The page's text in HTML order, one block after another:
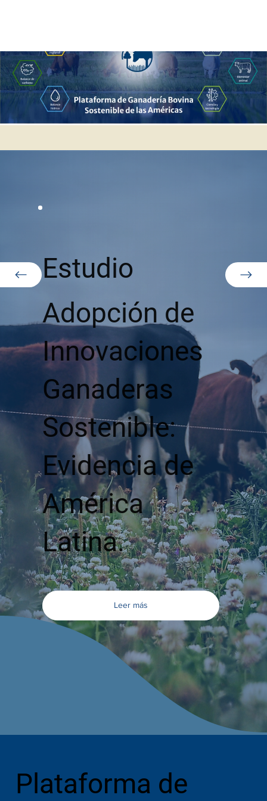
Estudio
Adopción de
Innovaciones
Ganaderas
Sostenible:
Evidencia de
América
Latina.
Leer más
Plataforma de